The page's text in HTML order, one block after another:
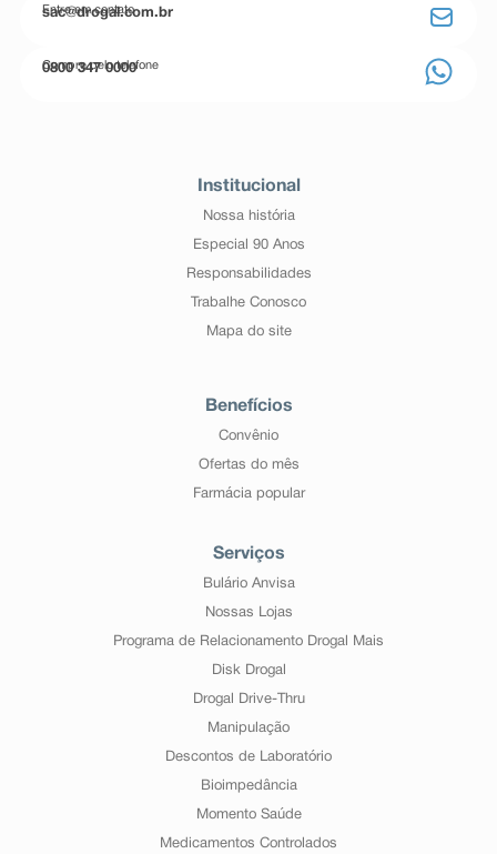
Entre em contato
sac@drogal.com.br
Compre pelo telefone
0800 347 0000
Institucional
Nossa história
Especial 90 Anos
Responsabilidades
Trabalhe Conosco
Mapa do site
Benefícios
Convênio
Ofertas do mês
Farmácia popular
Serviços
Bulário Anvisa
Nossas Lojas
Programa de Relacionamento Drogal Mais
Disk Drogal
Drogal Drive-Thru
Manipulação
Descontos de Laboratório
Bioimpedância
Momento Saúde
Medicamentos Controlados